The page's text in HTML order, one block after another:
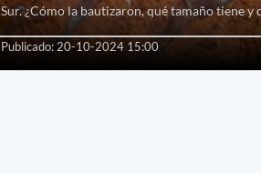
Sur. ¿Cómo la bautizaron, qué tamaño tiene y
Publicado: 20-10-2024 15:00